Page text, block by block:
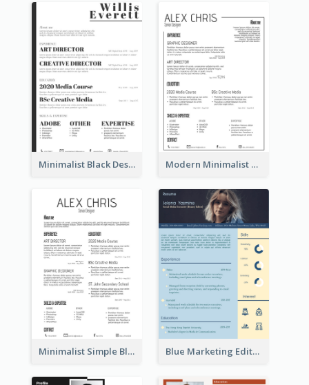
Minimalist Black Designer Resume Modern Minimalist Black Color Resume
Minimalist Simple Black Resume Blue Marketing Editor Resume